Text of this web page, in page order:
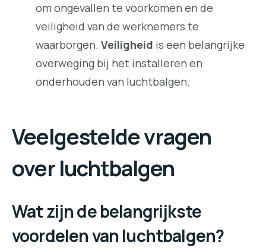
om ongevallen te voorkomen en de
veiligheid van de werknemers te
waarborgen. Veiligheid is een belangrijke
overweging bij het installeren en
onderhouden van luchtbalgen.
Veelgestelde vragen
over luchtbalgen
Wat zijn de belangrijkste
voordelen van luchtbalgen?